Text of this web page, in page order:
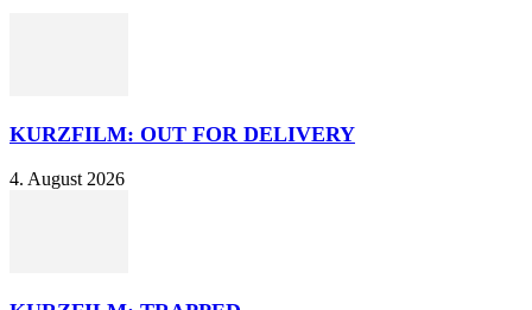
KURZFILM: OUT FOR DELIVERY
4. August 2026